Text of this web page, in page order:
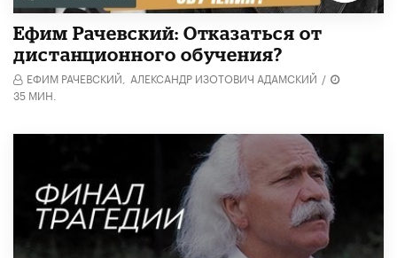
Ефим Рачевский: Отказаться от
дистанционного обучения?
ЕФИМ РАЧЕВСКИЙ, АЛЕКСАНДР ИЗОТОВИЧ АДАМСКИЙ /
35 МИН.